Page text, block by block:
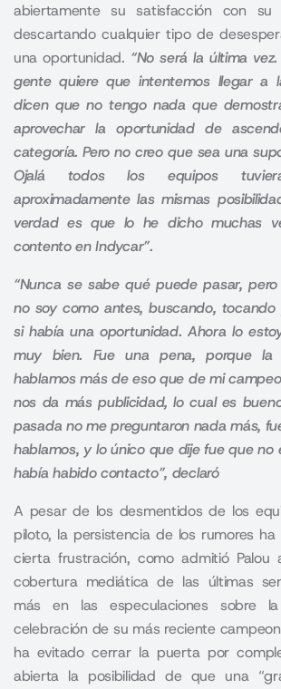
abiertamente su satisfacción con su
descartando cualquier tipo de
una oportunidad. “No será la última
gente quiere que intentemos llegar a
dicen que no tengo nada que
aprovechar la oportunidad de
categoría. Pero no creo que sea una
Ojalá todos los equipos
aproximadamente las mismas
verdad es que lo he dicho muchas
contento en Indycar”.
“Nunca se sabe qué puede pasar,
no soy como antes, buscando,
si había una oportunidad. Ahora lo
muy bien. Fue una pena, porque la
hablamos más de eso que de mi
nos da más publicidad, lo cual es
pasada no me preguntaron nada más,
hablamos, y lo único que dije fue que no
había habido contacto”, declaró
A pesar de los desmentidos de los
piloto, la persistencia de los rumores
cierta frustración, como admitió Palou
cobertura mediática de las últimas
más en las especulaciones sobre
celebración de su más reciente
ha evitado cerrar la puerta por
abierta la posibilidad de que una